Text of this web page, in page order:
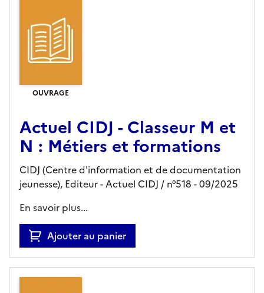
OUVRAGE
Actuel CIDJ - Classeur M et
N : Métiers et formations
CIDJ (Centre d'information et de documentation
jeunesse), Editeur- Actuel CIDJ / n°518 - 09/2025
En savoir plus...
Ajouter au panier